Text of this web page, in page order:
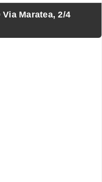
Via Maratea, 2/4